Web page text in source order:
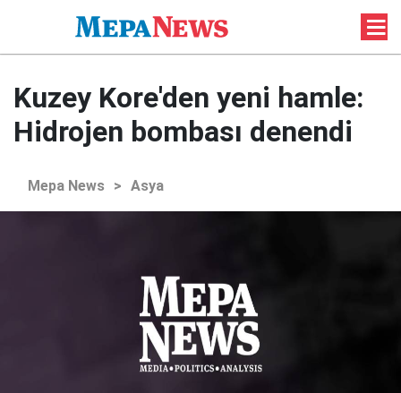
Kuzey Kore'den yeni hamle:
Hidrojen bombası denendi
Mepa News > Asya